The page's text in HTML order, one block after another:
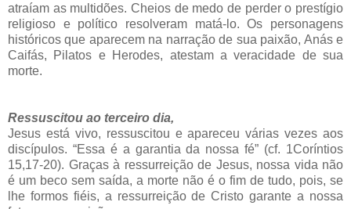
atraíam as multidões. Cheios de medo de perder o prestígio
religioso e político resolveram matá-lo. Os personagens
históricos que aparecem na narração de sua paixão, Anás e
Caifás, Pilatos e Herodes, atestam a veracidade de sua
morte.
Ressuscitou ao terceiro dia,
Jesus está vivo, ressuscitou e apareceu várias vezes aos
discípulos. “Essa é a garantia da nossa fé” (cf. 1Coríntios
15,17-20). Graças à ressurreição de Jesus, nossa vida não
é um beco sem saída, a morte não é o fim de tudo, pois, se
lhe formos fiéis, a ressurreição de Cristo garante a nossa